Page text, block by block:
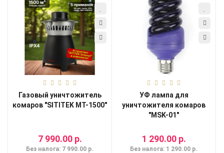
Сравнение
товаров
Газовый уничтожитель
комаров "SITITEK MT-1500"
7 990.00 р.
Без налога: 7 990.00 р.
УФ лампа для
уничтожителя комаров
"MSK-01"
1 290.00 р.
Без налога: 1 290.00 р.